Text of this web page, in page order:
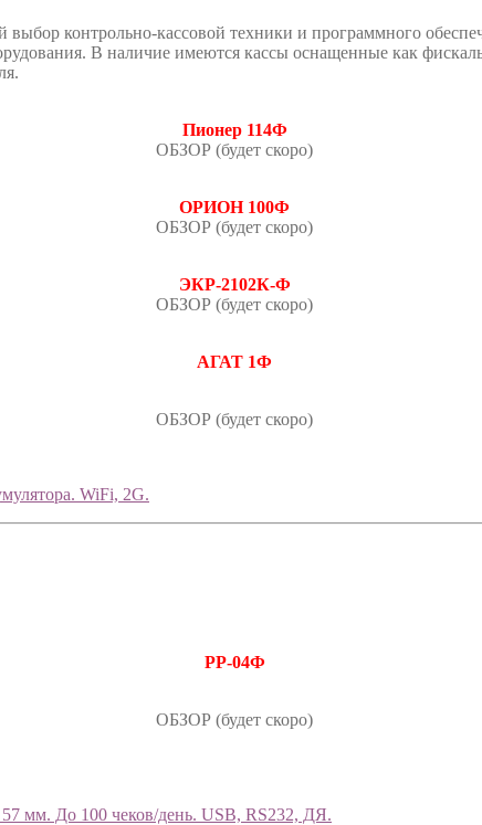
контрольно-кассовой техники и программного
В наличие имеются кассы оснащенные как
Пионер 114Ф
ОБЗОР (будет скоро)
ОРИОН 100Ф
ОБЗОР (будет скоро)
ЭКР-2102К-Ф
ОБЗОР (будет скоро)
АГАТ 1Ф
ОБЗОР (будет скоро)
WiFi, 2G.
РР-04Ф
ОБЗОР (будет скоро)
мм. До 100 чеков/день. USB, RS232, ДЯ.